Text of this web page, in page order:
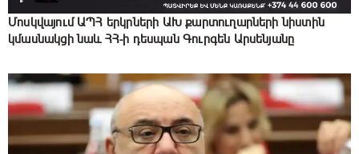
Մոսկվայում ԱՊՀ երկրների ԱԽ քարտուղարների նիստին
կմասնակցի նաև ՀՀ-ի դեսպան Գուրգեն Արսենյանը